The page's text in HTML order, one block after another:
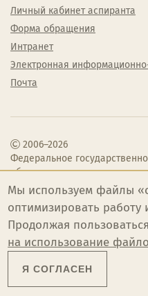
Личный кабинет аспиранта
Форма обращения
Интранет
Электронная
Почта
2006–2026
Федеральное
образовательное
образования «Челябинский
институт культуры»
Мы используем файлы
оптимизировать работу
Продолжая
на использование
Я СОГЛАСЕН